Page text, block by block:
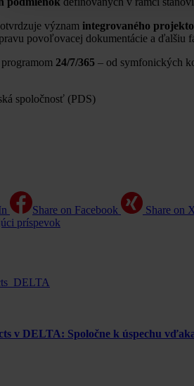
význam integrovaného
povoľovacej dokumentácie a ďalšiu
programom 24/7/365 – od symfonických
spoločnosť (PDS)
Share on Facebook
Share on
príspevok
v DELTA: Spoločne k úspechu